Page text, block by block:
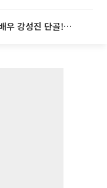
'2TV 생생정보' 오늘방송맛집- 배우 강성진 단골! 쌀국수ㆍ푸팟퐁 커리 맛집 '블○○○'